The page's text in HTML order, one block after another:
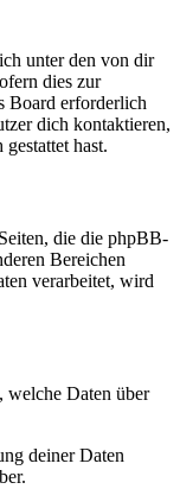
unter den von dir
dies zur
Board erforderlich
dich kontaktieren,
hast.
die die phpBB-
Bereichen
verarbeitet, wird
Daten über
deiner Daten